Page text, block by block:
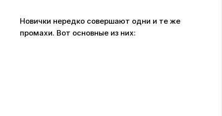
Новички нередко совершают одни и те же
промахи. Вот основные из них: